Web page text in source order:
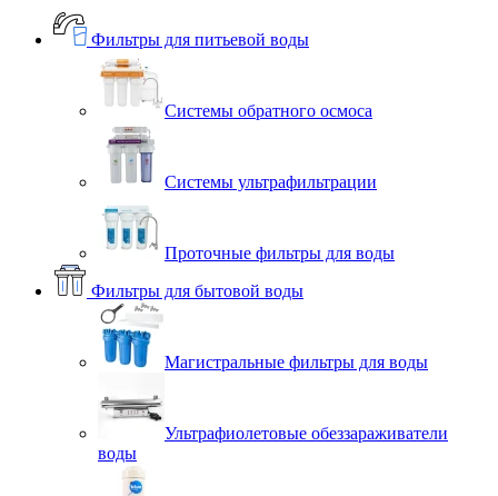
Фильтры для питьевой воды
Системы обратного осмоса
Системы ультрафильтрации
Проточные фильтры для воды
Фильтры для бытовой воды
Магистральные фильтры для воды
Ультрафиолетовые обеззараживатели
воды